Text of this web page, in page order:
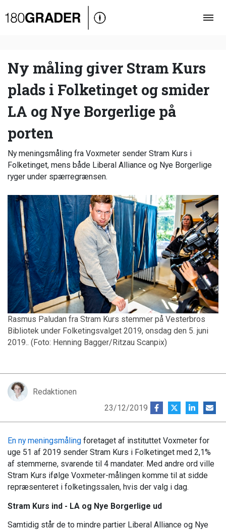
Oversigt
Debat
Video
Podcast
Ny måling giver Stram Kurs
plads i Folketinget og smider
LA og Nye Borgerlige på
porten
Ny meningsmåling fra Voxmeter sender Stram Kurs i
Folketinget, mens både Liberal Alliance og Nye Borgerlige
ryger under spærregrænsen.
Rasmus Paludan fra Stram Kurs stemmer på Vesterbros
Bibliotek under Folketingsvalget 2019, onsdag den 5. juni
2019.. (Foto: Henning Bagger/Ritzau Scanpix)
Redaktionen
23/12/2019
En ny meningsmåling foretaget af instituttet Voxmeter for
uge 51 af 2019 sender Stram Kurs i Folketinget med 2,1%
af stemmerne, svarende til 4 mandater. Med andre ord ville
Stram Kurs ifølge Voxmeter-målingen komme til at sidde
repræsenteret i folketingssalen, hvis der valg i dag.
Stram Kurs ind - LA og Nye Borgerlige ud
Samtidig står de to mindre partier Liberal Alliance og Nye